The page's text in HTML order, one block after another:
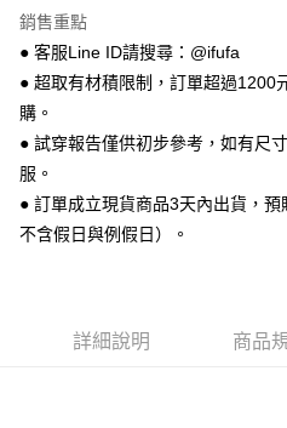
AFTEE先享後付是「在收到商品之後才
１．簡單：不需註冊會員、不需綁卡、
２．便利：只要手機號碼，簡訊認證，
３．安心：先確認商品／服務後，再付款
【「AFTEE先享後付」結帳流程】
１．於結帳方式選擇「AFTEE先享後付
２．訂單成立數日內，您將收到繳費通
３．收到繳費通知簡訊後14天內，點擊
※ 交易是否成功請以「AFTEE先享後付
ATM付款
運送方式
全家 取貨付款
每筆NT$70，滿NT$999(含以上)免
付款後 全家取貨
付款後 7-11取貨
銷售重點
● 客服Line ID請搜尋：@ifufa
● 超取有材積限制，訂單超過1200
購。
● 試穿報告僅供初步參考，如有尺
服。
● 訂單成立現貨商品3天內出貨，
不含假日與例假日）。
詳細說明 商品